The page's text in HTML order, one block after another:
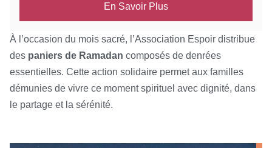
En Savoir Plus
À l’occasion du mois sacré, l’Association Espoir distribue
des paniers de Ramadan composés de denrées
essentielles. Cette action solidaire permet aux familles
démunies de vivre ce moment spirituel avec dignité, dans
le partage et la sérénité.